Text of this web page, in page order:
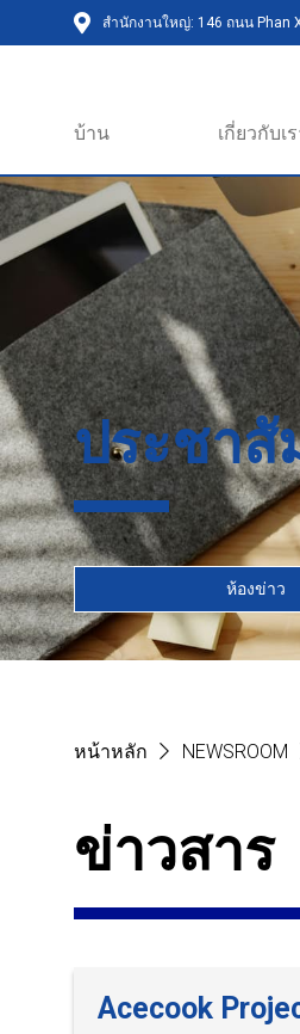
สำนักงานใหญ่: 146 ถนน Phan
บ้าน เกี่ยวกับเ
ประชา
ห้องข่าว
หน้าหลัก NEWSROOM
ข่าวสาร
Acecook